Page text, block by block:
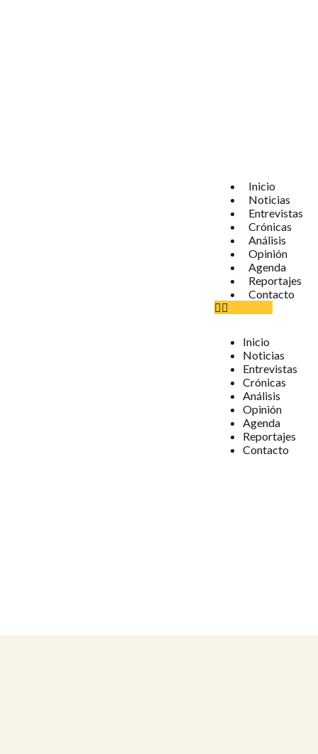
Inicio
Noticias
Entrevistas
Crónicas
Análisis
Opinión
Agenda
Reportajes
Contacto
Inicio
Noticias
Entrevistas
Crónicas
Análisis
Opinión
Agenda
Reportajes
Contacto